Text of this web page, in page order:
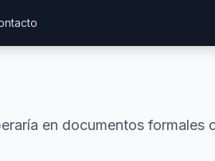
en documentos